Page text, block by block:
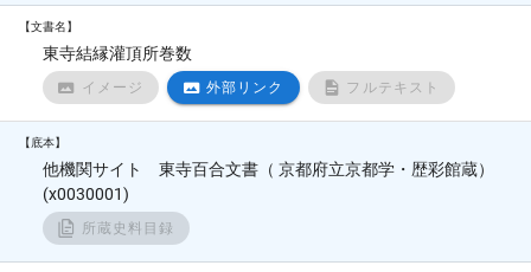
【文書名】
東寺結縁灌頂所巻数
イメージ 外部リンク フルテキスト
【底本】
他機関サイト 東寺百合文書（ 京都府立京都学・歴彩館蔵）
(x0030001)
所蔵史料目録